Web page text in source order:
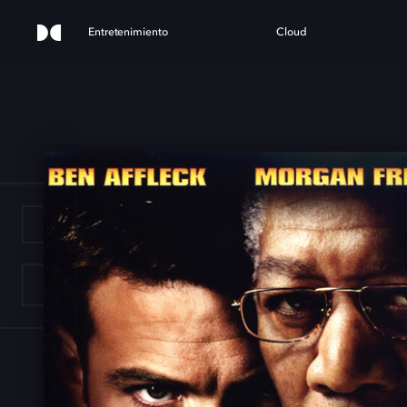
Entretenimiento Cloud